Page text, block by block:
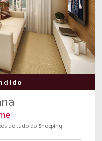
ao lado do Shopping.